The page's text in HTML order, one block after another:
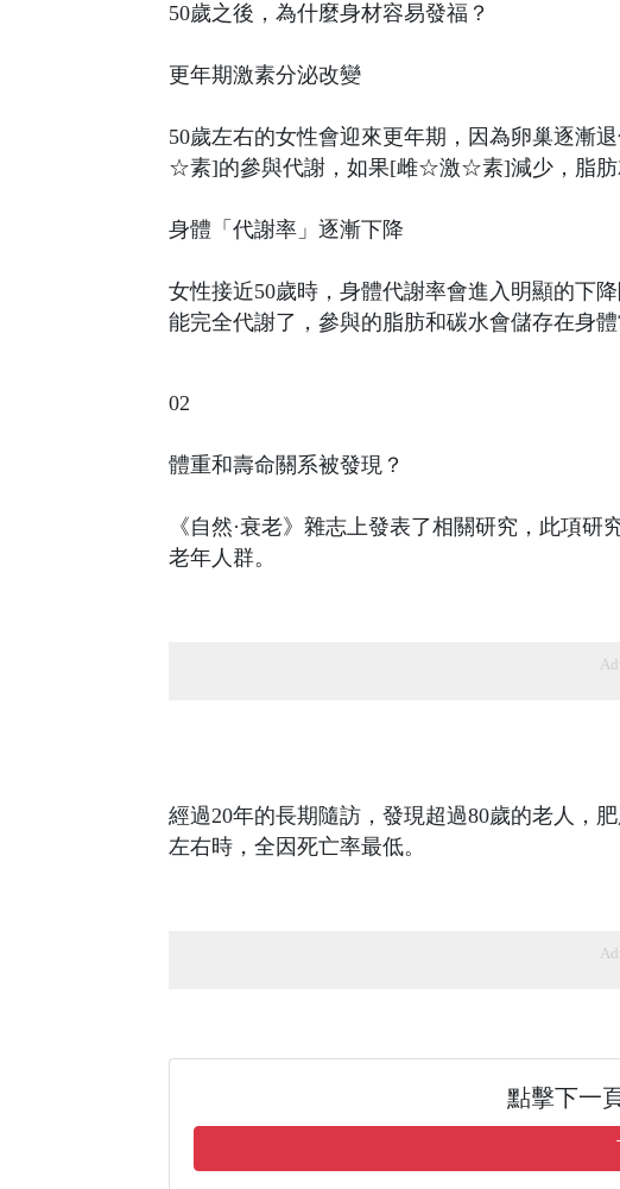
50歲之後，為什麼身材容易發福？
更年期激素分泌改變
50歲左右的女性會迎來更年期，因為卵巢逐
☆素]的參與代謝，如果[雌☆激☆素]減少，脂肪
身體「代謝率」逐漸下降
女性接近50歲時，身體代謝率會進入明顯的下
能完全代謝了，參與的脂肪和碳水會儲存在身
02
體重和壽命關系被發現？
《自然·衰老》雜志上發表了相關研究，此項
老年人群。
經過20年的長期隨訪，發現超過80歲的老人，
左右時，全因死亡率最低。
點擊下一